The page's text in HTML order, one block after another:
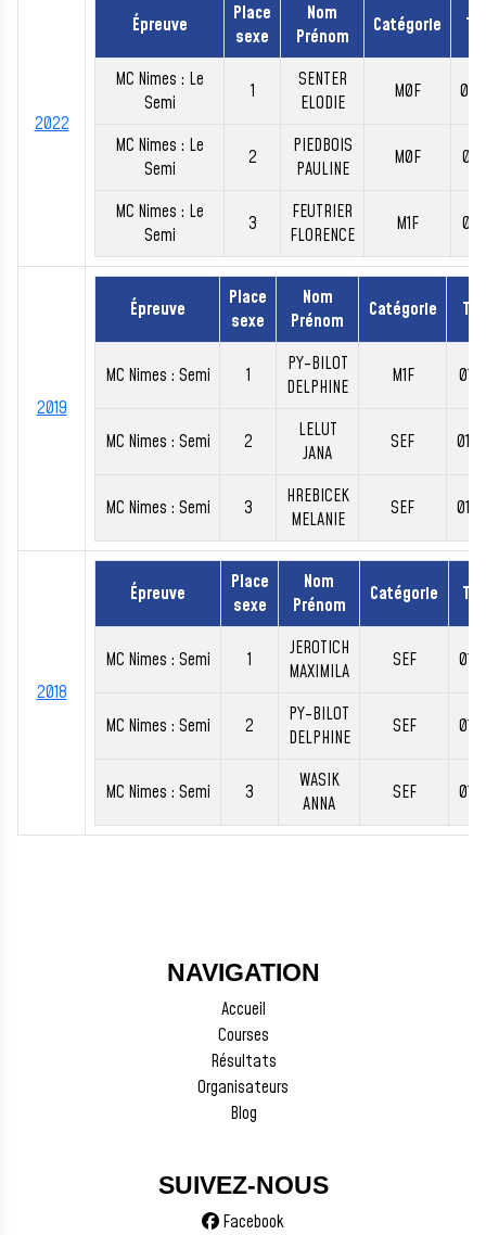
2022
Épreuve
Place
sexe
Nom
Prénom
Catégorie
MC Nimes : Le
Semi
1
SENTER
ELODIE
M0F
MC Nimes : Le
Semi
2
PIEDBOIS
PAULINE
M0F
MC Nimes : Le
Semi
3
FEUTRIER
FLORENCE
M1F
2019
Épreuve
Place
sexe
Nom
Prénom
Catégorie
MC Nimes : Semi 1
PY-BILOT
DELPHINE
M1F
MC Nimes : Semi 2
LELUT
JANA
SEF
MC Nimes : Semi 3
HREBICEK
MELANIE
SEF
2018
Épreuve
Place
sexe
Nom
Prénom
Catégorie
MC Nimes : Semi 1
JEROTICH
MAXIMILA
SEF
MC Nimes : Semi 2
PY-BILOT
DELPHINE
SEF
MC Nimes : Semi 3
WASIK
ANNA
SEF
NAVIGATION
Accueil
Courses
Résultats
Organisateurs
Blog
SUIVEZ-NOUS
Facebook